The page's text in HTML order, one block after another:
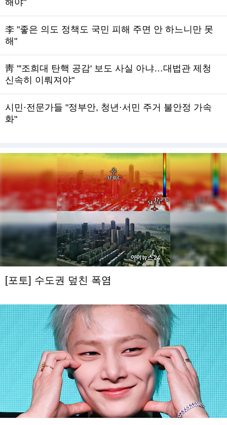
李 "좋은 의도 정책도 국민 피해 주면 안 하느니만 못
해"
靑 "'조희대 탄핵 공감' 보도 사실 아냐…대법관 제청
신속히 이뤄져야"
시민·전문가들 "정부안, 청년·서민 주거 불안정 가속
화"
[포토] 수도권 덮친 폭염